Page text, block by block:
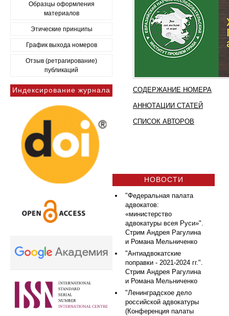
Образцы оформления
материалов
Этические принципы
График выхода номеров
Отзыв (ретрагирование)
публикаций
Индексирование журнала СОДЕРЖАНИЕ НОМЕРА
АННОТАЦИИ СТАТЕЙ
СПИСОК АВТОРОВ
НОВОСТИ
"Федеральная палата
адвокатов:
«министерство
адвокатуры всея Руси»".
Стрим Андрея Рагулина
и Романа Мельниченко
"Антиадвокатские
поправки - 2021-2024 гг.".
Стрим Андрея Рагулина
и Романа Мельниченко
"Ленинградское дело
российской адвокатуры
(Конференция палаты